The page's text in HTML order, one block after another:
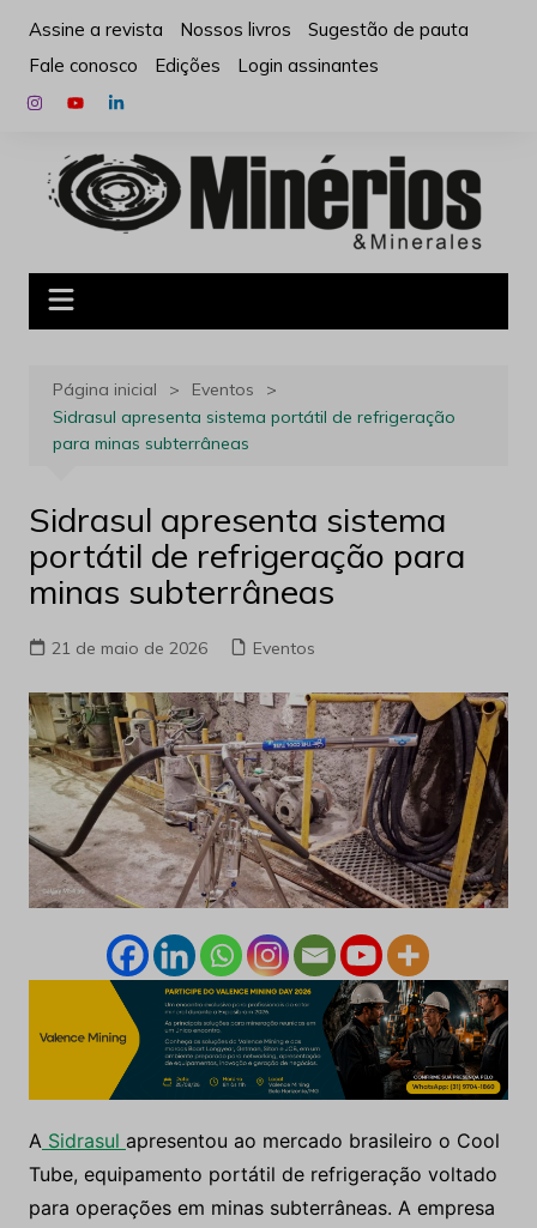
para
conteúdo
Assine a revista Nossos livros
Sugestão de pauta
Fale conosco
Edições Login assinantes
Página inicial
Eventos
Sidrasul apresenta sistema portátil de refrigeração
para minas subterrâneas
Sidrasul apresenta sistema
portátil de refrigeração para
minas subterrâneas
21 de maio de 2026 Eventos
ASidrasul apresentou ao mercado brasileiro o Cool
Tube, equipamento portátil de refrigeração voltado
para operações em minas subterrâneas. A empresa